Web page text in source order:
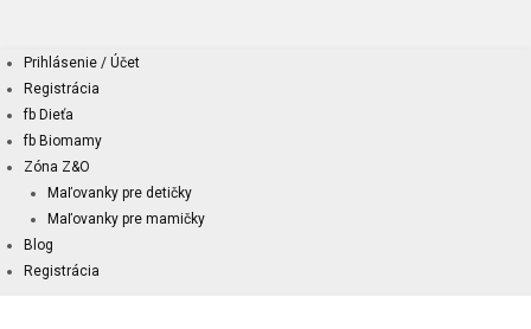
Prihlásenie / Účet
Registrácia
fb Dieťa
fb Biomamy
Zóna Z&O
Maľovanky pre detičky
Maľovanky pre mamičky
Blog
Registrácia